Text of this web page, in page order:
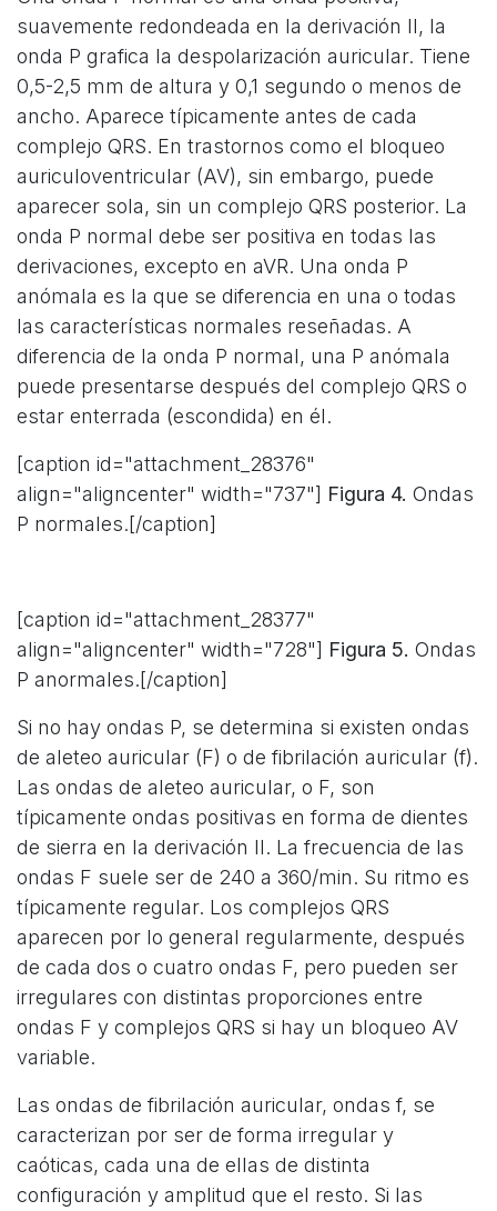
suavemente redondeada en la derivación II, la
onda P grafica la despolarización auricular. Tiene
0,5-2,5 mm de altura y 0,1 segundo o menos de
ancho. Aparece típicamente antes de cada
complejo QRS. En trastornos como el bloqueo
auriculoventricular (AV), sin embargo, puede
aparecer sola, sin un complejo QRS posterior. La
onda P normal debe ser positiva en todas las
derivaciones, excepto en aVR. Una onda P
anómala es la que se diferencia en una o todas
las características normales reseñadas. A
diferencia de la onda P normal, una P anómala
puede presentarse después del complejo QRS o
estar enterrada (escondida) en él.
[caption id="attachment_28376"
align="aligncenter" width="737"] Figura 4. Ondas
P normales.[/caption]
[caption id="attachment_28377"
align="aligncenter" width="728"] Figura 5. Ondas
P anormales.[/caption]
Si no hay ondas P, se determina si existen ondas
de aleteo auricular (F) o de fibrilación auricular (f).
Las ondas de aleteo auricular, o F, son
típicamente ondas positivas en forma de dientes
de sierra en la derivación II. La frecuencia de las
ondas F suele ser de 240 a 360/min. Su ritmo es
típicamente regular. Los complejos QRS
aparecen por lo general regularmente, después
de cada dos o cuatro ondas F, pero pueden ser
irregulares con distintas proporciones entre
ondas F y complejos QRS si hay un bloqueo AV
variable.
Las ondas de fibrilación auricular, ondas f, se
caracterizan por ser de forma irregular y
caóticas, cada una de ellas de distinta
configuración y amplitud que el resto. Si las